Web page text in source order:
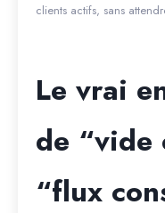
clients actifs, sans
Le vrai
de “vide
“flux